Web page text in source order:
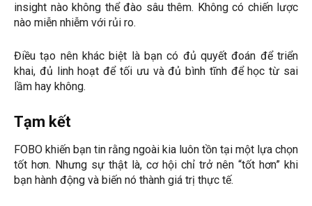
insight nào không thể đào sâu thêm. Không có chiến lược
nào miễn nhiễm với rủi ro.
Điều tạo nên khác biệt là bạn có đủ quyết đoán để triển
khai, đủ linh hoạt để tối ưu và đủ bình tĩnh để học từ sai
lầm hay không.
Tạm kết
FOBO khiến bạn tin rằng ngoài kia luôn tồn tại một lựa chọn
tốt hơn. Nhưng sự thật là, cơ hội chỉ trở nên “tốt hơn” khi
bạn hành động và biến nó thành giá trị thực tế.